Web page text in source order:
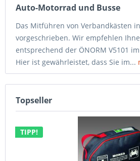
Auto-Motorrad und Busse
Das Mitführen von Verbandkästen
vorgeschrieben. Wir empfehlen
entsprechend der ÖNORM V5101
Hier ist gewährleistet, dass Sie im...
Topseller
TIPP!